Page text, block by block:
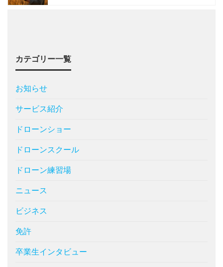
カテゴリー一覧
お知らせ
サービス紹介
ドローンショー
ドローンスクール
ドローン練習場
ニュース
ビジネス
免許
卒業生インタビュー